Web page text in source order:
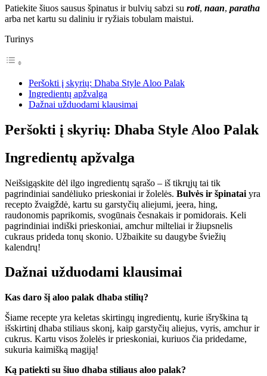
Patiekite šiuos sausus špinatus ir bulvių sabzi su roti, naan, paratha
arba net kartu su daliniu ir ryžiais tobulam maistui.
Turinys
Peršokti į skyrių: Dhaba Style Aloo Palak
Ingredientų apžvalga
Dažnai užduodami klausimai
Peršokti į skyrių: Dhaba Style Aloo Palak
Ingredientų apžvalga
Neišsigąskite dėl ilgo ingredientų sąrašo – iš tikrųjų tai tik
pagrindiniai sandėliuko prieskoniai ir žolelės. Bulvės ir špinatai yra
recepto žvaigždė, kartu su garstyčių aliejumi, jeera, hing,
raudonomis paprikomis, svogūnais česnakais ir pomidorais. Keli
pagrindiniai indiški prieskoniai, amchur milteliai ir žiupsnelis
cukraus prideda tonų skonio. Užbaikite su daugybe šviežių
kalendrų!
Dažnai užduodami klausimai
Kas daro šį aloo palak dhaba stilių?
Šiame recepte yra keletas skirtingų ingredientų, kurie išryškina tą
išskirtinį dhaba stiliaus skonį, kaip garstyčių aliejus, vyris, amchur ir
cukrus. Kartu visos žolelės ir prieskoniai, kuriuos čia pridedame,
sukuria kaimišką magiją!
Ką patiekti su šiuo dhaba stiliaus aloo palak?